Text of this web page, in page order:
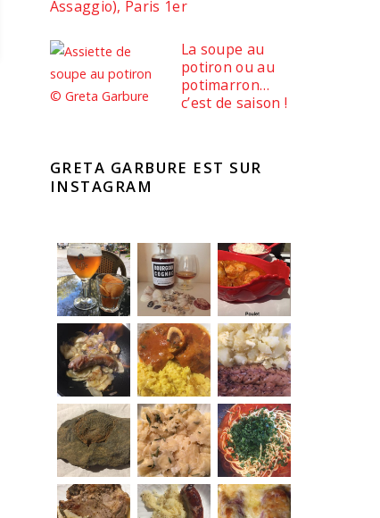
Assaggio), Paris 1er
La soupe au
potiron ou au
potimarron…
c’est de saison !
GRETA GARBURE EST SUR
INSTAGRAM